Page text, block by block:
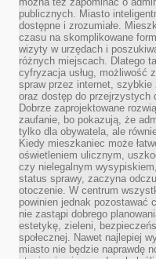
publicznych. Miasto
dostępne i zrozumiałe.
czasu na skomplikowane
wizyty w urzędach i
różnych miejscach. Dlatego
cyfryzacja usług, możliwość
spraw przez internet, szybkie
oraz dostęp do przejrzystych
Dobrze zaprojektowane
zaufanie, bo pokazują, że
tylko dla obywatela, ale
Kiedy mieszkaniec może
oświetleniem ulicznym,
czy nielegalnym
status sprawy, zaczyna
otoczenie. W centrum
powinien jednak pozostawać
nie zastąpi dobrego
estetykę, zieleni,
społecznej. Nawet najlepiej
miasto nie będzie naprawdę